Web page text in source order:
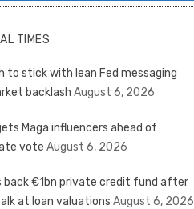
TIMES
to stick with lean Fed messaging
backlash August 6, 2026
Maga influencers ahead of
vote August 6, 2026
back €1bn private credit fund after
at loan valuations August 6, 2026